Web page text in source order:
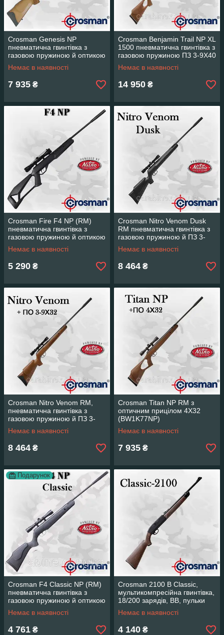
Crosman Genesis NP
пневматична гвинтівка з
газовою пружиною й оптикою
4x32
Немає в наявності
7 935 ₴
Crosman Benjamin Trail NP XL
1500 пневматична гвинтівка з
газовою пружиною ПЗ 3-9Х40
Немає в наявності
14 950 ₴
Crosman Fire F4 NP (RM)
пневматична гвинтівка з
газовою пружиною й оптикою
4х32 (Кросман Фаєр Ф4)
Немає в наявності
5 290 ₴
Crosman Nitro Venom Dusk
RM пневматична гвинтівка з
газовою пружиною й ПЗ 3-
9х32
Немає в наявності
8 464 ₴
Crosman Nitro Venom RM,
пневматична гвинтівка з
газовою пружиною й ПЗ 3-
9х32
Немає в наявності
8 464 ₴
Crosman Titan NP RM з
оптичним прицілом 4Х32
(BW1K77NP)
Немає в наявності
7 935 ₴
Подарунок
Crosman F4 Classic NP (RM)
пневматична гвинтівка з
газовою пружиною й оптикою
4х32 (Кросман Ф4)
Немає в наявності
4 761 ₴
Crosman 2100 В Classic,
мультикомпресійна гвинтівка,
18/200 зарядів, ВВ, пульки
Немає в наявності
4 140 ₴